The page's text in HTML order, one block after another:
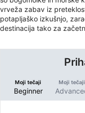
vrveža zabav iz
potapljaško izkušnjo,
destinacija tako za
Moji tečaji
Beginner
Moji tečaji